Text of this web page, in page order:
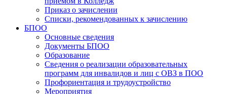
Приказ о зачислении
Списки, рекомендованных к зачислению
БПОО
Основные сведения
Документы БПОО
Образование
Сведения о реализации образовательных
программ для инвалидов и лиц с ОВЗ в ПОО
Профориентация и трудоустройство
Мероприятия